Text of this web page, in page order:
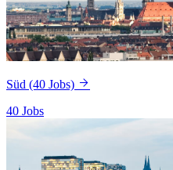
Süd (40 Jobs)
40 Jobs